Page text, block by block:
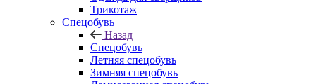
Трикотаж
Спецобувь
Назад
Спецобувь
Летняя спецобувь
Зимняя спецобувь